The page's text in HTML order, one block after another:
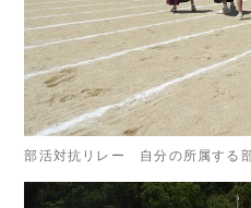
部活対抗リレー 自分の所属する